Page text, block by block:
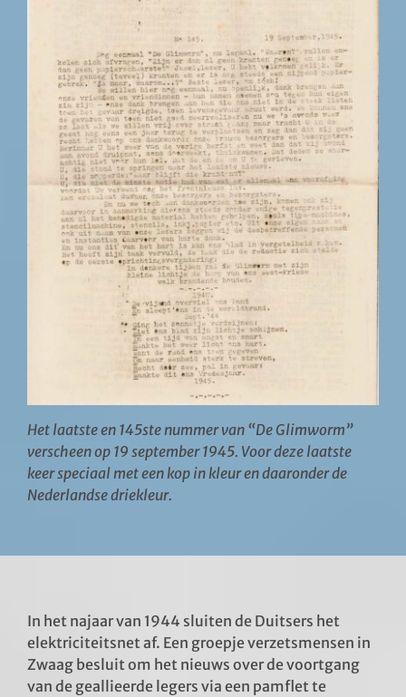
Het laatste en 145ste nummer van “De Glimworm”
verscheen op 19 september 1945. Voor deze laatste
keer speciaal met een kop in kleur en daaronder de
Nederlandse driekleur.
In het najaar van 1944 sluiten de Duitsers het
elektriciteitsnet af. Een groepje verzetsmensen in
Zwaag besluit om het nieuws over de voortgang
van de geallieerde legers via een pamflet te